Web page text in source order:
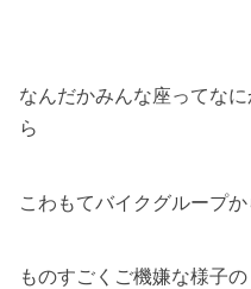
なんだかみんな座ってな
ら
こわもてバイクグループか
ものすごくご機嫌な様子